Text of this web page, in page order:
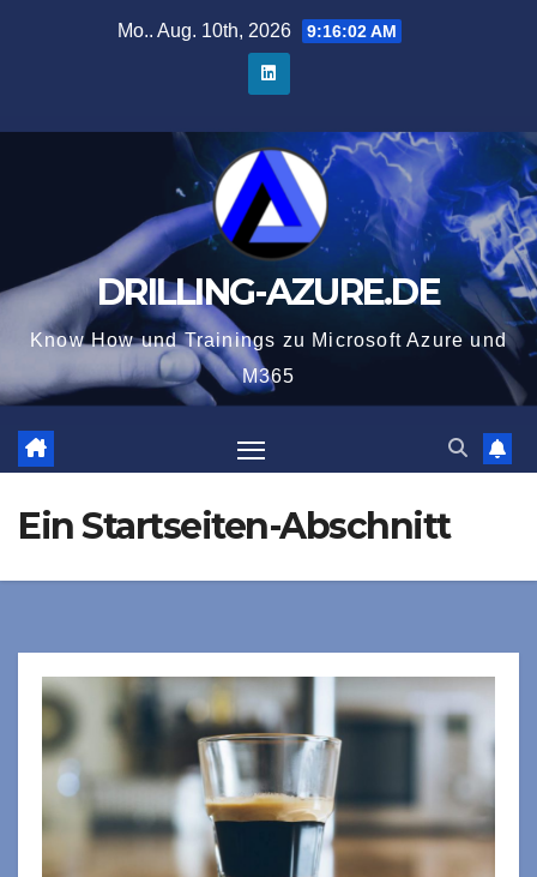
Mo.. Aug. 10th, 2026 9:16:02 AM
DRILLING-AZURE.DE
Know How und Trainings zu Microsoft Azure und
M365
Ein Startseiten-Abschnitt